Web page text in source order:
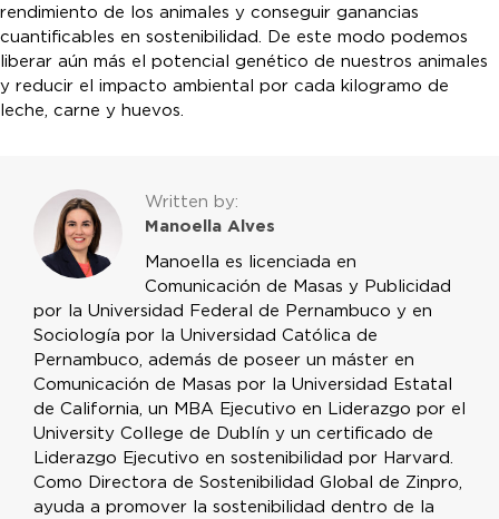
rendimiento de los animales y conseguir ganancias
cuantificables en sostenibilidad. De este modo podemos
liberar aún más el potencial genético de nuestros animales
y reducir el impacto ambiental por cada kilogramo de
leche, carne y huevos.
Written by:
Manoella Alves
Manoella es licenciada en
Comunicación de Masas y Publicidad
por la Universidad Federal de Pernambuco y en
Sociología por la Universidad Católica de
Pernambuco, además de poseer un máster en
Comunicación de Masas por la Universidad Estatal
de California, un MBA Ejecutivo en Liderazgo por el
University College de Dublín y un certificado de
Liderazgo Ejecutivo en sostenibilidad por Harvard.
Como Directora de Sostenibilidad Global de Zinpro,
ayuda a promover la sostenibilidad dentro de la